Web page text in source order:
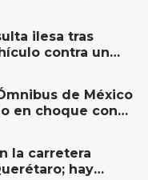
ilesa tras
contra un
de México
en choque con
Juan del Río
la carretera
hay